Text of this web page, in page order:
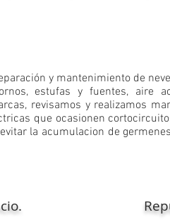
y mantenimiento de
estufas y fuentes, aire
revisamos y realizamos
que ocasionen
la acumulacion de